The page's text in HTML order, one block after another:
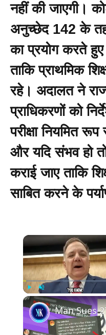
नहीं की जाएगी।
अनुच्छेद 142 के
का प्रयोग करते
ताकि प्राथमिक
रहे। अदालत ने
प्राधिकरणों को
परीक्षा नियमित
और यदि संभव हो तो
कराई जाए ताकि
साबित करने के
Play Unmute